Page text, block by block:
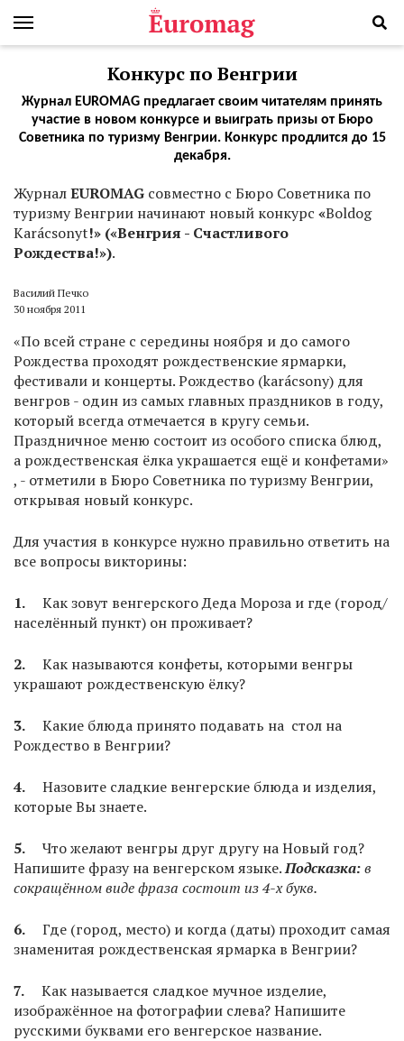
Конкурс по Венгрии
Журнал EUROMAG предлагает своим читателям принять
участие в новом конкурсе и выиграть призы от Бюро
Советника по туризму Венгрии. Конкурс продлится до 15
декабря.
ЖурналEUROMAG совместно с Бюро Советника по
туризму Венгрии начинают новый конкурс «Boldog
Karácsonyt!» («Венгрия - Счастливого
Рождества!»).
Василий Печко
30 ноября 2011
«По всей стране с середины ноября и до самого
Рождества проходят рождественские ярмарки,
фестивали и концерты. Рождество (karácsony) для
венгров - один из самых главных праздников в году,
который всегда отмечается в кругу семьи.
Праздничное меню состоит из особого списка блюд,
а рождественская ёлка украшается ещё и конфетами»
, - отметили в Бюро Советника по туризму Венгрии,
открывая новый конкурс.
Для участия в конкурсе нужно правильно ответить на
все вопросы викторины:
1. Как зовут венгерского Деда Мороза и где (город/
населённый пункт) он проживает?
2. Как называются конфеты, которыми венгры
украшают рождественскую ёлку?
3. Какие блюда принято подавать на стол на
Рождество в Венгрии?
4. Назовите сладкие венгерские блюда и изделия,
которые Вы знаете.
5. Что желают венгры друг другу на Новый год?
Напишите фразу на венгерском языке.Подсказка:в
сокращённом виде фраза состоит из 4-х букв.
6. Где (город, место) и когда (даты) проходит самая
знаменитая рождественская ярмарка в Венгрии?
7. Как называется сладкое мучное изделие,
изображённое на фотографии слева? Напишите
русскими буквами его венгерское название.